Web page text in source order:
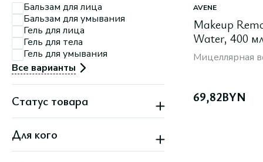
Бальзам для лица
Бальзам для умывания
Гель для лица
Гель для тела
Гель для умывания
Все варианты
Статус товара
Бестселлер
Новинка
Для кого
Женский
AVENE
Makeup
Water, 400
Мицеллярная
69,82BYN